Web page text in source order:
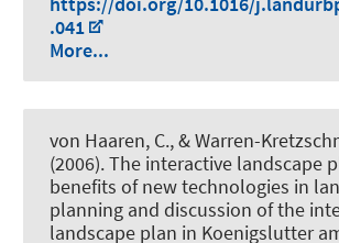
.041
More...
von Haaren, C., & Warren-
(2006).The interactive landscape
benefits of new technologies in
planning and discussion of the
landscape plan in Koenigslutter